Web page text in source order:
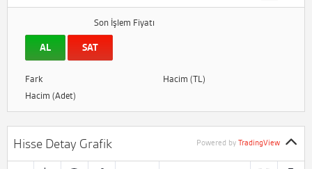
Son İşlem Fiyatı
AL SAT
Fark
Hacim (TL)
Hacim (Adet)
Hisse Detay Grafik Powered by TradingView